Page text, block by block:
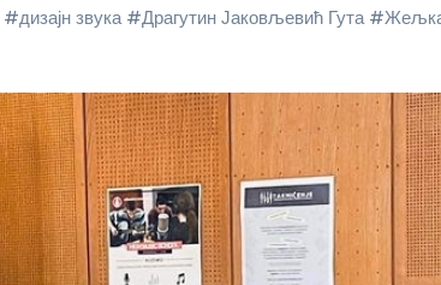
#дизајн звука#Драгутин Јаковљевић Гута#